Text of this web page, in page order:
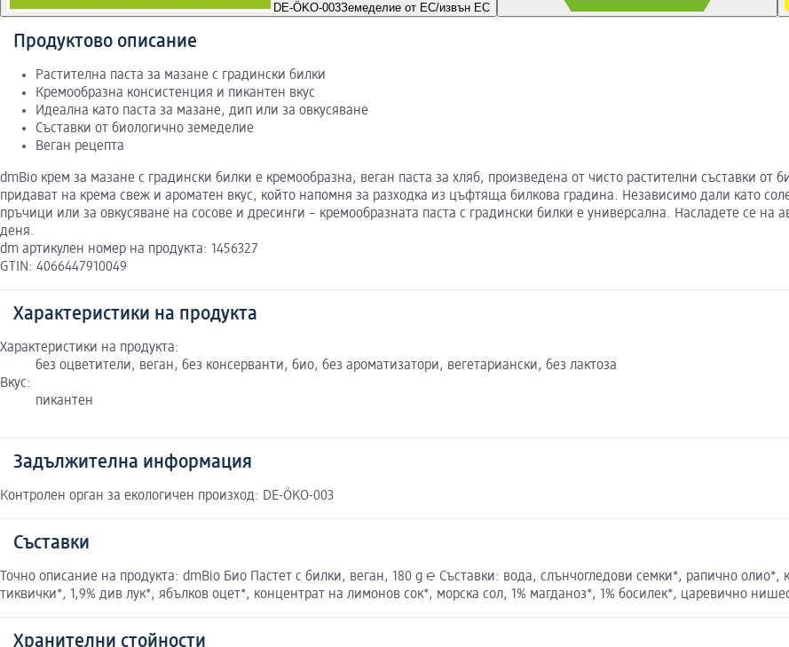
DE-ÖKO-003Земеделие от ЕС/извън ЕС
Продуктово описание
Растителна паста за мазане с градински билки
Кремообразна консистенция и пикантен вкус
Идеална като паста за мазане, дип или за овкусяване
Съставки от биологично земеделие
Веган рецепта
dmBio крем за мазане с градински билки е кремообразна, веган паста за хляб, произведена от чисто растителни съставки
придават на крема свеж и ароматен вкус, който напомня за разходка из цъфтяща билкова градина. Независимо дали като
пръчици или за овкусяване на сосове и дресинги – кремообразната паста с градински билки е универсална. Насладете се на
деня.
dm артикулен номер на продукта: 1456327
GTIN: 4066447910049
Характеристики на продукта
Характеристики на продукта:
без оцветители, веган, без консерванти, био, без ароматизатори, вегетариански, без лактоза
Вкус:
пикантен
Задължителна информация
Контролен орган за екологичен произход: DE-ÖKO-003
Съставки
Точно описание на продукта: dmBio Био Пастет с билки, веган, 180 g ℮ Съставки: вода, слънчогледови семки*, рапично олио*,
тиквички*, 1,9% див лук*, ябълков оцет*, концентрат на лимонов сок*, морска сол, 1% магданоз*, 1% босилек*, царевично
Хранителни стойности